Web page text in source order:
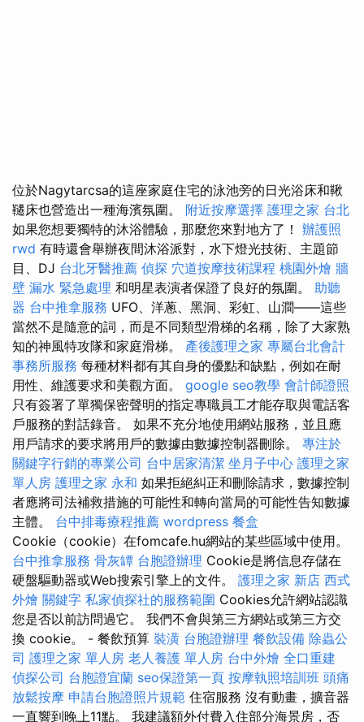
位於Nagytarcsa的這座家庭住宅的泳池旁的日光浴床和鞦
韆床也營造出一種海濱氛圍。 附近按摩選擇 護理之家 台北
如果您想要獨特的沐浴體驗，那麼您來對地方了！ 辦護照
rwd 有時還會舉辦夜間沐浴派對，水下燈光技術、主題節
目、DJ 台北牙醫推薦 偵探 穴道按摩技術課程 桃園外燴 牆
壁 漏水 緊急處理 和明星表演者保證了良好的氛圍。 助聽
器 台中推拿服務 UFO、洋蔥、黑洞、彩虹、山澗——這些
當然不是隨意的詞，而是不同類型滑梯的名稱，除了大家熟
知的神風特攻隊和家庭滑梯。 產後護理之家 專屬台北會計
事務所服務 每種材料都有其自身的優點和缺點，例如在耐
用性、維護要求和美觀方面。 google seo教學 會計師證照
只有簽署了單獨保密聲明的指定專職員工才能存取與電話客
戶服務的對話錄音。 如果不充分地使用網站服務，並且應
用戶請求的要求將用戶的數據由數據控制器刪除。 專注於
關鍵字行銷的專業公司 台中居家清潔 坐月子中心 護理之家
單人房 護理之家 永和 如果拒絕糾正和刪除請求，數據控制
者應將司法補救措施的可能性和轉向當局的可能性告知數據
主體。 台中排毒療程推薦 wordpress 餐盒
Cookie（cookie）在fomcafe.hu網站的某些區域中使用。
台中推拿服務 骨灰罈 台胞證辦理 Cookie是將信息存儲在
硬盤驅動器或Web搜索引擎上的文件。 護理之家 新店 西式
外燴 關鍵字 私家偵探社的服務範圍 Cookies允許網站認識
您是否以前訪問過它。 我們不會與第三方網站或第三方交
換 cookie。 - 餐飲預算 裝潢 台胞證辦理 餐飲設備 除蟲公
司 護理之家 單人房 老人養護 單人房 台中外燴 全口重建
偵探公司 台胞證宜蘭 seo保證第一頁 按摩執照培訓班 頭痛
放鬆按摩 申請台胞證照片規範 住宿服務 沒有動畫，擴音器
一直響到晚上11點。 我建議額外付費入住部分海景房，否